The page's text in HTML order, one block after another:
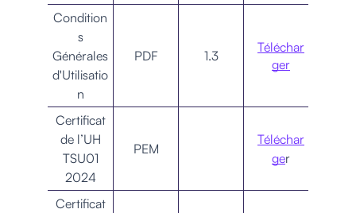
Condition
s
Générales
d'Utilisatio
n
PDF 1.3
Téléchar
ger
Certificat
de l’UH
TSU01
2024
PEM
Téléchar
ger
Certificat